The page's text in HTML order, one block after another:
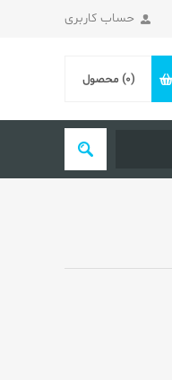
حساب کاربری
(0) محصول